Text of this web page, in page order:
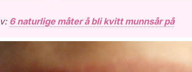
6 naturlige måter å bli kvitt munnsår på